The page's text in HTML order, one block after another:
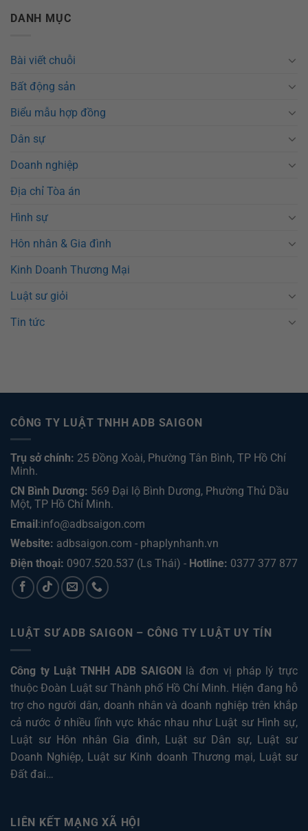
DANH MỤC
Bài viết chuỗi
Bất động sản
Biểu mẫu hợp đồng
Dân sự
Doanh nghiệp
Địa chỉ Tòa án
Hình sự
Hôn nhân & Gia đình
Kinh Doanh Thương Mại
Luật sư giỏi
Tin tức
CÔNG TY LUẬT TNHH ADB SAIGON
Trụ sở chính: 25 Đồng Xoài, Phường Tân Bình, TP Hồ Chí
Minh.
CN Bình Dương: 569 Đại lộ Bình Dương, Phường Thủ Dầu
Một, TP Hồ Chí Minh.
Email:info@adbsaigon.com
Website: adbsaigon.com - phaplynhanh.vn
Điện thoại: 0907.520.537 (Ls Thái) - Hotline: 0377 377 877
LUẬT SƯ ADB SAIGON – CÔNG TY LUẬT UY TÍN
Công ty Luật TNHH ADB SAIGONlà đơn vị pháp lý trực
thuộc Đoàn Luật sư Thành phố Hồ Chí Minh. Hiện đang hỗ
trợ cho người dân, doanh nhân và doanh nghiệp trên khắp
cả nước ở nhiều lĩnh vực khác nhau như Luật sư Hình sự,
Luật sư Hôn nhân Gia đình, Luật sư Dân sự, Luật sư
Doanh Nghiệp, Luật sư Kinh doanh Thương mại, Luật sư
Đất đai…
LIÊN KẾT MẠNG XÃ HỘI